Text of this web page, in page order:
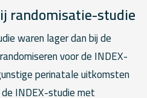
randomisatie-studie
waren lager dan bij de
voor de INDEX-
perinatale uitkomsten
INDEX-studie met